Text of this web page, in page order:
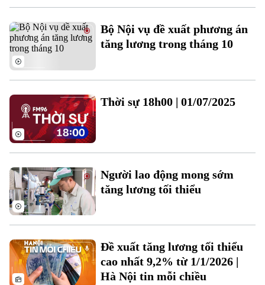
Chính trị
Xã hội
An ninh trật tự
Người Hà Nội
Khoảnh khắc Hà Nội
Thế giới
Tin tức
Hồ sơ
Người Việt 4 phương
Kinh tế
Cafe sáng
Tài chính Ngân hàng
Doanh nghiệp
Tin tức
Đầu tư
Căn hộ
Đất đai
Kinh nghiệm
Tàu và Xe
Ô tô
Tàu
Xe máy
Đánh giá
Giáo dục
Tin tức
Tuyển sinh
Hướng nghiệp
Văn hóa
Làng nghề
Di tích
Sức khỏe
Y tế
Dinh dưỡng
Thể thao
Bộ Nội vụ đề xuất phương án
tăng lương trong tháng 10
Thời sự 18h00 | 01/07/2025
Người lao động mong sớm
tăng lương tối thiểu
Đề xuất tăng lương tối thiểu
cao nhất 9,2% từ 1/1/2026 |
Hà Nội tin mỗi chiều